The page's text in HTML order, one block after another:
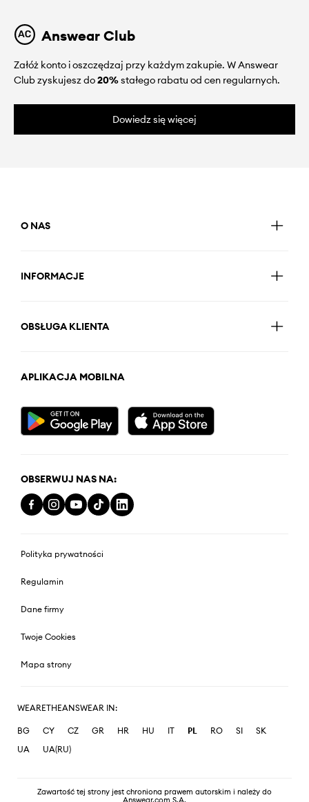
Answear Club
Załóż konto i oszczędzaj przy każdym zakupie. W Answear
Club zyskujesz do20%stałego rabatu od cen regularnych.
Dowiedz się więcej
O NAS
INFORMACJE
OBSŁUGA KLIENTA
APLIKACJA MOBILNA
OBSERWUJ NAS NA:
Polityka prywatności
Regulamin
Dane firmy
Twoje Cookies
Mapa strony
WEARETHEANSWEAR IN:
BG CY CZ GR HR HU IT PL RO SI
SK
UA
UA(RU)
Zawartość tej strony jest chroniona prawem autorskim i należy do
Answear.com S.A.